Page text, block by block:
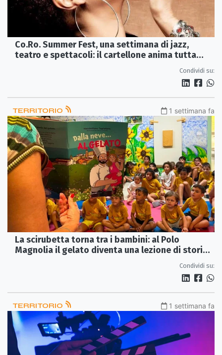
Co.Ro. Summer Fest, una settimana di jazz,
teatro e spettacoli: il cartellone anima tutta
Condividi su:
TERRITORIO 1 settimana fa
La scirubetta torna tra i bambini: al Polo
Magnolia il gelato diventa una lezione di storia e
Condividi su:
TERRITORIO 1 settimana fa